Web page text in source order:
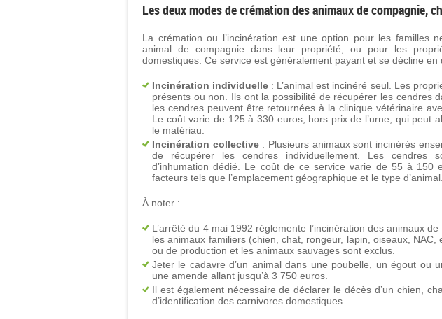
Les deux modes de crémation des animaux de compagnie,
La crémation ou l’incinération est une option pour les familles
animal de compagnie dans leur propriété, ou pour les
domestiques. Ce service est généralement payant et se décline en
Incinération individuelle : L’animal est incinéré seul. Les
présents ou non. Ils ont la possibilité de récupérer les cendres
les cendres peuvent être retournées à la clinique vétérinaire
Le coût varie de 125 à 330 euros, hors prix de l’urne, qui peut
le matériau.
Incinération collective: Plusieurs animaux sont incinérés
de récupérer les cendres individuellement. Les cendres
d’inhumation dédié. Le coût de ce service varie de 55 à 150
facteurs tels que l’emplacement géographique et le type d’animal.
À noter :
L’arrêté du 4 mai 1992 réglemente l’incinération des animaux
les animaux familiers (chien, chat, rongeur, lapin, oiseaux, NAC,
ou de production et les animaux sauvages sont exclus.
Jeter le cadavre d’un animal dans une poubelle, un égout ou
une amende allant jusqu’à 3 750 euros.
Il est également nécessaire de déclarer le décès d’un chien,
d’identification des carnivores domestiques.